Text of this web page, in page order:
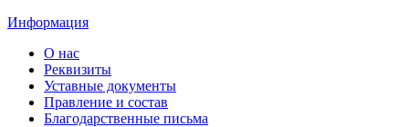
Информация
О нас
Реквизиты
Уставные документы
Правление и состав
Благодарственные письма